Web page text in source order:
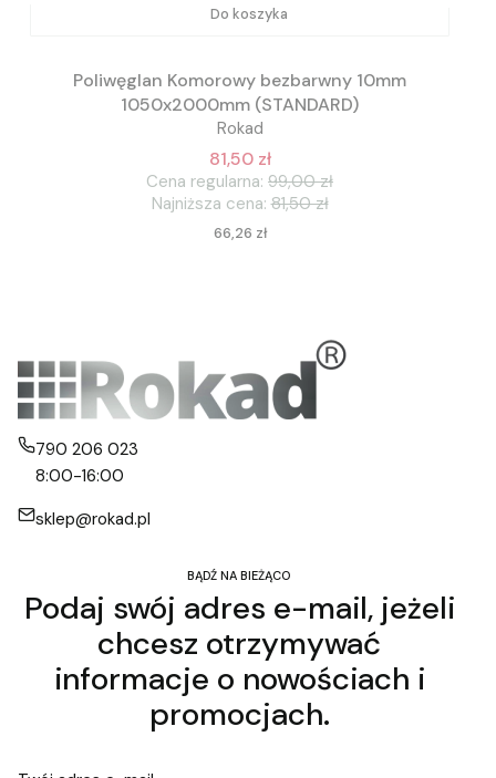
Do koszyka
Poliwęglan Komorowy bezbarwny 10mm
1050x2000mm (STANDARD)
Rokad
81,50 zł
Cena regularna: 99,00 zł
Najniższa cena: 81,50 zł
Cena
66,26 zł
790 206 023
8:00-16:00
sklep@rokad.pl
BĄDŹ NA BIEŻĄCO
Podaj swój adres e-mail, jeżeli
chcesz otrzymywać
informacje o nowościach i
promocjach.